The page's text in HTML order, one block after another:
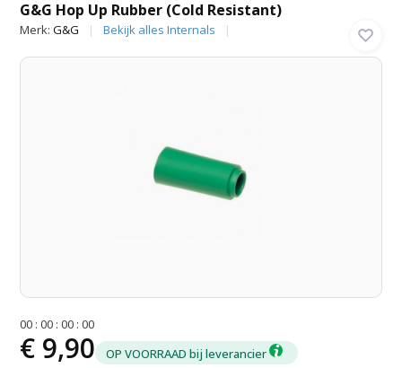
G&G Hop Up Rubber (Cold Resistant)
Merk:G&G Bekijk alles Internals
00 :00 :00 :00
€ 9,90 OP VOORRAAD bij leverancier